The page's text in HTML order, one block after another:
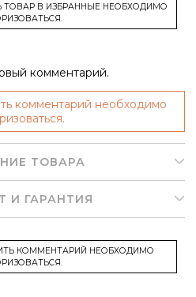
ТОВАР В ИЗБРАННЫЕ НЕОБХОДИМО
комментарий.
комментарий необходимо
ТОВАРА
И ГАРАНТИЯ
КОММЕНТАРИЙ НЕОБХОДИМО